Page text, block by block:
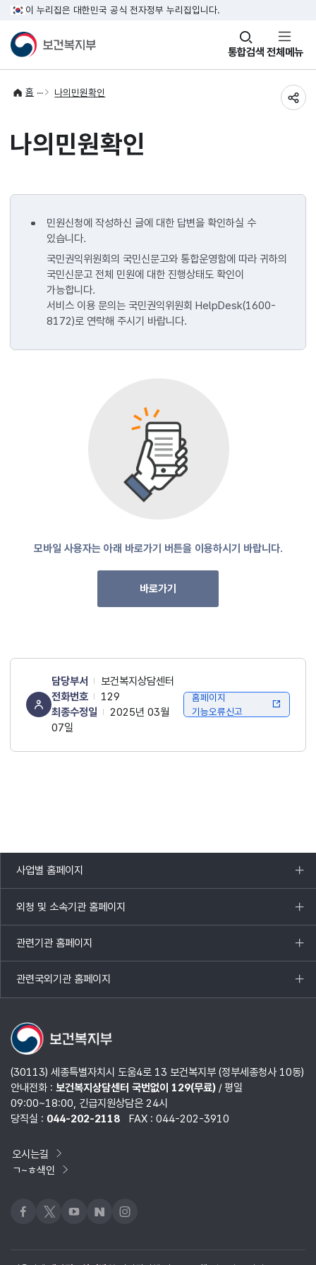
이 누리집은 대한민국 공식 전자정부 누리집입니다.
통합검색
창
열기 전체메뉴
홈 나의민원확인
나의민원확인
민원신청에 작성하신 글에 대한 답변을 확인하실 수
있습니다.
국민권익위원회의 국민신문고와 통합운영함에 따라 귀하의
국민신문고 전체 민원에 대한 진행상태도 확인이
가능합니다.
서비스 이용 문의는 국민권익위원회 HelpDesk(1600-
8172)로 연락해 주시기 바랍니다.
모바일 사용자는 아래 바로가기 버튼을 이용하시기 바랍니다.
바로가기
담당부서
보건복지상담센터
전화번호
129
최종수정일
2025년 03월
07일
홈페이지
기능오류신고
사업별 홈페이지
목록
열기
외청 및 소속기관 홈페이지
목록
열기
관련기관 홈페이지
목록
열기
관련국외기관 홈페이지
목록
열기
(30113) 세종특별자치시 도움4로 13 보건복지부 (정부세종청사 10동)
안내전화 : 보건복지상담센터 국번없이 129(무료)/ 평일
09:00~18:00, 긴급지원상담은 24시
당직실 : 044-202-2118 FAX : 044-202-3910
오시는길
ㄱ~ㅎ색인
페이스북
x 유튜브네이버블로그
인스타그램